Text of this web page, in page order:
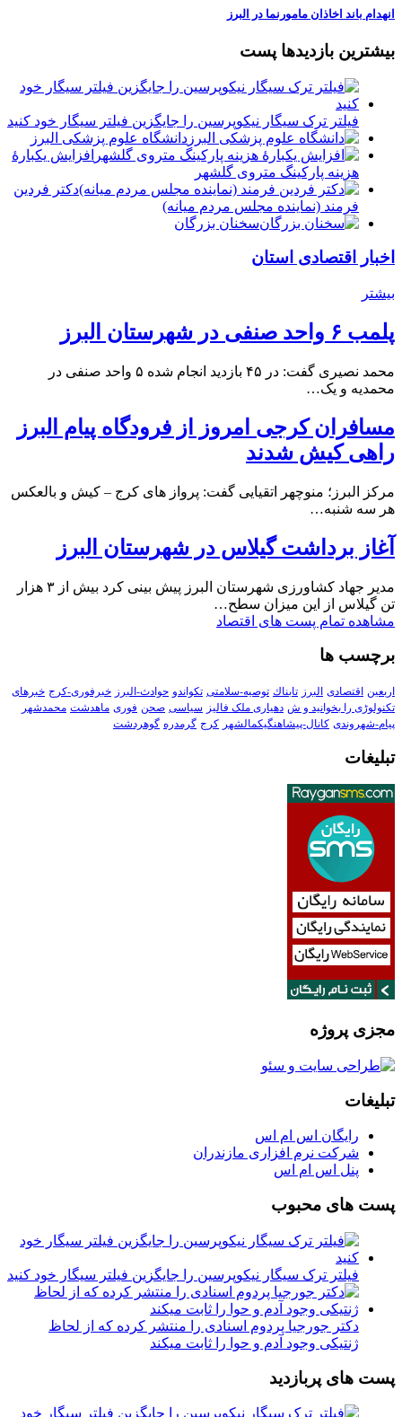
️انهدام باند اخاذان مامورنما در البرز
بیشترین بازدیدها پست
فیلتر ترک سیگار نیکوپرسین را جایگزین فیلتر سیگار خود کنید
دانشگاه علوم پزشکی البرز
افزایش یکبارۀ
هزینه پارکینگ متروی گلشهر
دكتر فردين
فرمند (نماينده مجلس مردم میانه)
سخنان بزرگان
اخبار اقتصادی استان
بیشتر
پلمب ۶ واحد صنفی در شهرستان البرز
محمد نصیری گفت: در ۴۵ بازدید انجام شده ۵ واحد صنفی در
محمدیه و یک…
مسافران کرجی امروز از فرودگاه پیام البرز
راهی کیش شدند
مرکز البرز؛ منوچهر اتقیایی گفت: پرواز های کرج – کیش و بالعکس
هر سه شنبه…
آغاز برداشت گیلاس در شهرستان البرز
مدیر جهاد کشاورزی شهرستان البرز پیش بینی کرد بیش از ۳ هزار
تن گیلاس از این میزان سطح…
مشاهده تمام پست های اقتصاد
برچسب ها
اربعین اقتصادی البرز تابناك توصیه-سلامتی تکواندو حوادث-البرز خبرفوری-کرج خبرهای
تکنولوڑی را بخوانید و ش دهیاری ملک فالیز سیاسی صحن فوری ماهدشت محمدشهر
پیام-شهروندی کانال-پیشاهنگیکمالشهر کرج گرمدره گوهردشت
تبلیغات
مجزی پروژه
تبلیغات
رایگان اس ام اس
شرکت نرم افزاری مازندران
پنل اس ام اس
پست های محبوب
فیلتر ترک سیگار نیکوپرسین را جایگزین فیلتر سیگار خود کنید
دکتر جورجیا پردوم اسنادی را منتشر کرده که از لحاظ
ژنتیکی وجود آدم و حوا را ثابت میکند
پست های پربازدید